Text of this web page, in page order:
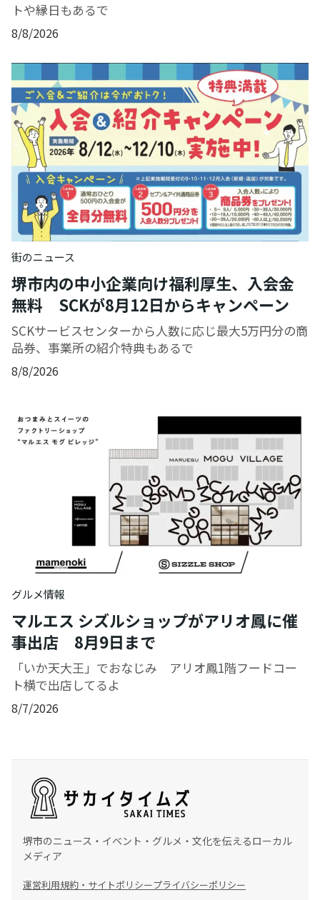
トや縁日もあるで
8/8/2026
街のニュース
堺市内の中小企業向け福利厚生、入会金
無料 SCKが8月12日からキャンペーン
SCKサービスセンターから人数に応じ最大5万円分の商
品券、事業所の紹介特典もあるで
8/8/2026
グルメ情報
マルエス シズルショップがアリオ鳳に催
事出店 8月9日まで
「いか天大王」でおなじみ アリオ鳳1階フードコー
ト横で出店してるよ
8/7/2026
堺市のニュース・イベント・グルメ・文化を伝えるローカル
メディア
運営利用規約・サイトポリシープライバシーポリシー